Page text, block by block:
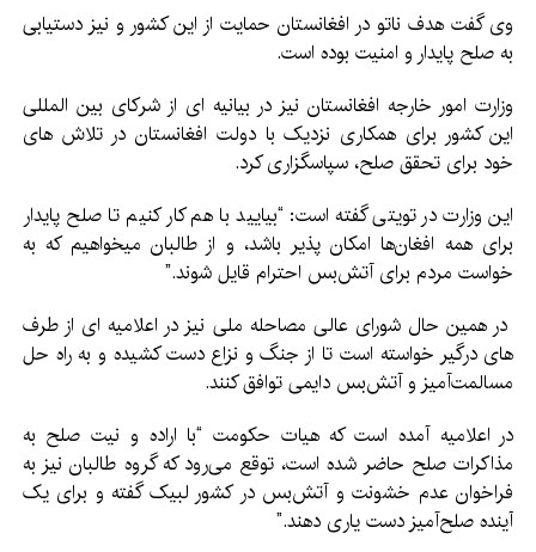
وی گفت هدف ناتو در افغانستان حمایت از این کشور و نیز دستیابی
به صلح پایدار و امنیت بوده است.
وزارت امور خارجه افغانستان نیز در بیانیه ای از شرکای بین المللی
این کشور برای همکاری نزدیک با دولت افغانستان در تلاش های
خود برای تحقق صلح، سپاسگزاری کرد.
این وزارت در تویتی گفته است: “بیایید با هم کار کنیم تا صلح پایدار
برای همه افغان‌ها امکان پذیر باشد، و از طالبان میخواهیم که به
خواست مردم برای آتش‌بس احترام قایل شوند.”
در همین حال شورای عالی مصاحله ملی نیز در اعلامیه ای از طرف
های درگیر خواسته است تا از جنگ و نزاع دست کشیده و به راه حل
مسالمت‌آمیز و آتش‌بس دایمی توافق کنند.
در اعلامیه آمده است که هیات حکومت “با اراده و نیت صلح به
مذاکرات صلح حاضر شده است، توقع می‌رود که گروه طالبان نیز به
فراخوان عدم خشونت و آتش‌بس در کشور لبیک گفته و برای یک
آینده صلح‌آمیز دست یاری دهند.”